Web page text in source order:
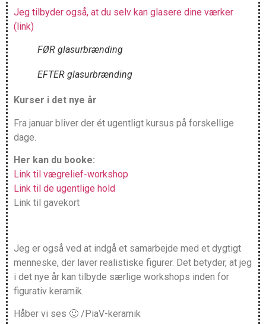
Jeg tilbyder også, at du selv kan glasere dine værker
(link)
FØR glasurbrænding
EFTER glasurbrænding
Kurser i det nye år
Fra januar bliver der ét ugentligt kursus på forskellige
dage.
Her kan du booke:
Link til vægrelief-workshop
Link til de ugentlige hold
Link til gavekort
Jeg er også ved at indgå et samarbejde med et dygtigt
menneske, der laver realistiske figurer. Det betyder, at jeg
i det nye år kan tilbyde særlige workshops inden for
figurativ keramik.
Håber vi ses 🙂 /PiaV-keramik